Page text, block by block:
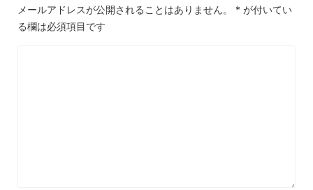
メールアドレスが公開されることはありません。 * が付いてい
る欄は必須項目です